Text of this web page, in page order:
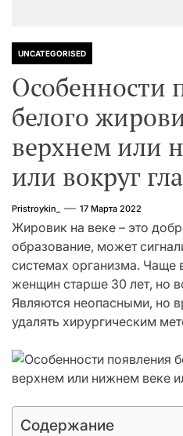
UNCATEGORISED
Особенности
белого
верхнем или
или вокруг
Pristroykin_ 17 Марта 2022
Жировик на веке – это
образование, может
системах организма. Чаще
женщин старше 30 лет, но
Являются неопасными, но
удалять хирургическим
Содержание